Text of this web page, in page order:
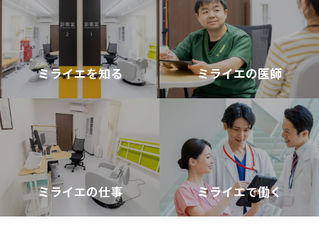
ミライエを知る ミライエの医師
ミライエの仕事 ミライエで働く